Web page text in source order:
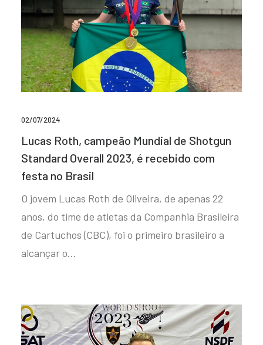
02/07/2024
Lucas Roth, campeão Mundial de Shotgun
Standard Overall 2023, é recebido com
festa no Brasil
O jovem Lucas Roth de Oliveira, de apenas 22
anos, do time de atletas da Companhia Brasileira
de Cartuchos (CBC), foi o primeiro brasileiro a
alcançar o…